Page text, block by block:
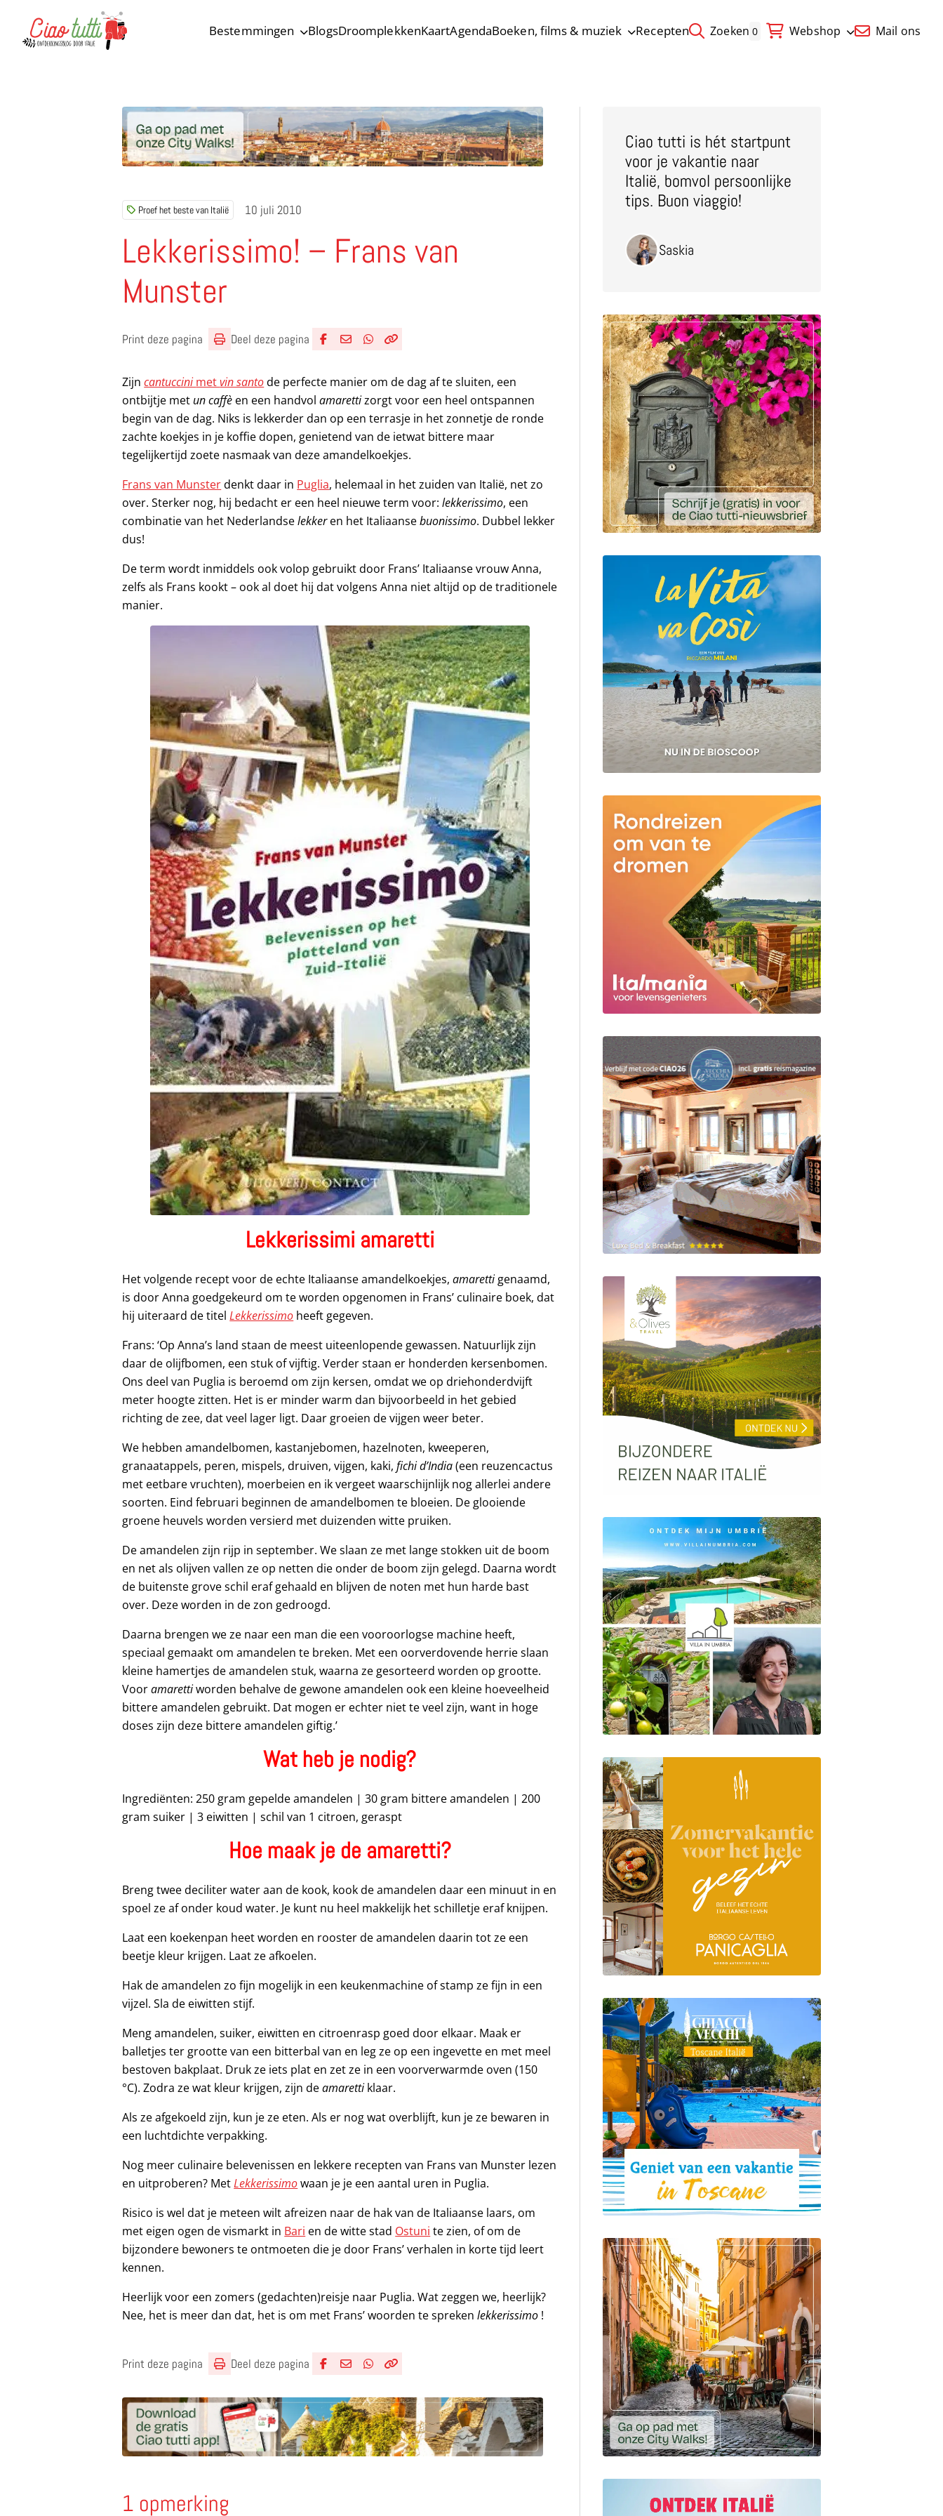
Bestemmingen BlogsDroomplekkenKaartAgendaBoeken, films & muziek Recepten Zoeken 0 Webshop Mail ons
Proef het beste van Italië 10 juli 2010
Lekkerissimo! – Frans van
Munster
Print deze pagina
Deel deze pagina
Zijncantuccini metvin santode perfecte manier om de dag af te sluiten, een
ontbijtje met un caffè en een handvolamarettizorgt voor een heel ontspannen
begin van de dag. Niks is lekkerder dan op een terrasje in het zonnetje de ronde
zachte koekjes in je koffie dopen, genietend van de ietwat bittere maar
tegelijkertijd zoete nasmaak van deze amandelkoekjes.
Frans van Munsterdenkt daar in Puglia, helemaal in het zuiden van Italië, net zo
over. Sterker nog, hij bedacht er een heel nieuwe term voor:lekkerissimo, een
combinatie van het Nederlandselekkeren het Italiaansebuonissimo. Dubbel lekker
dus!
De term wordt inmiddels ook volop gebruikt door Frans’ Italiaanse vrouw Anna,
zelfs als Frans kookt – ook al doet hij dat volgens Anna niet altijd op de traditionele
manier.
Lekkerissimi amaretti
Het volgende recept voor de echte Italiaanse amandelkoekjes,amarettigenaamd,
is door Anna goedgekeurd om te worden opgenomen in Frans’ culinaire boek, dat
hij uiteraard de titelLekkerissimo heeft gegeven.
Frans: ‘Op Anna’s land staan de meest uiteenlopende gewassen. Natuurlijk zijn
daar de olijfbomen, een stuk of vijftig. Verder staan er honderden kersenbomen.
Ons deel van Puglia is beroemd om zijn kersen, omdat we op driehonderdvijft
meter hoogte zitten. Het is er minder warm dan bijvoorbeeld in het gebied
richting de zee, dat veel lager ligt. Daar groeien de vijgen weer beter.
We hebben amandelbomen, kastanjebomen, hazelnoten, kweeperen,
granaatappels, peren, mispels, druiven, vijgen, kaki,fichi d’India(een reuzencactus
met eetbare vruchten), moerbeien en ik vergeet waarschijnlijk nog allerlei andere
soorten. Eind februari beginnen de amandelbomen te bloeien. De glooiende
groene heuvels worden versierd met duizenden witte pruiken.
De amandelen zijn rijp in september. We slaan ze met lange stokken uit de boom
en net als olijven vallen ze op netten die onder de boom zijn gelegd. Daarna wordt
de buitenste grove schil eraf gehaald en blijven de noten met hun harde bast
over. Deze worden in de zon gedroogd.
Daarna brengen we ze naar een man die een vooroorlogse machine heeft,
speciaal gemaakt om amandelen te breken. Met een oorverdovende herrie slaan
kleine hamertjes de amandelen stuk, waarna ze gesorteerd worden op grootte.
Vooramarettiworden behalve de gewone amandelen ook een kleine hoeveelheid
bittere amandelen gebruikt. Dat mogen er echter niet te veel zijn, want in hoge
doses zijn deze bittere amandelen giftig.’
Wat heb je nodig?
Ingrediënten: 250 gram gepelde amandelen | 30 gram bittere amandelen | 200
gram suiker | 3 eiwitten | schil van 1 citroen, geraspt
Hoe maak je de amaretti?
Breng twee deciliter water aan de kook, kook de amandelen daar een minuut in en
spoel ze af onder koud water. Je kunt nu heel makkelijk het schilletje eraf knijpen.
Laat een koekenpan heet worden en rooster de amandelen daarin tot ze een
beetje kleur krijgen. Laat ze afkoelen.
Hak de amandelen zo fijn mogelijk in een keukenmachine of stamp ze fijn in een
vijzel. Sla de eiwitten stijf.
Meng amandelen, suiker, eiwitten en citroenrasp goed door elkaar. Maak er
balletjes ter grootte van een bitterbal van en leg ze op een ingevette en met meel
bestoven bakplaat. Druk ze iets plat en zet ze in een voorverwarmde oven (150
°C). Zodra ze wat kleur krijgen, zijn deamarettiklaar.
Als ze afgekoeld zijn, kun je ze eten. Als er nog wat overblijft, kun je ze bewaren in
een luchtdichte verpakking.
Nog meer culinaire belevenissen en lekkere recepten van Frans van Munster lezen
en uitproberen? MetLekkerissimowaan je je een aantal uren in Puglia.
Risico is wel dat je meteen wilt afreizen naar de hak van de Italiaanse laars, om
met eigen ogen de vismarkt in Bari en de witte stad Ostuni te zien, of om de
bijzondere bewoners te ontmoeten die je door Frans’ verhalen in korte tijd leert
kennen.
Heerlijk voor een zomers (gedachten)reisje naar Puglia. Wat zeggen we, heerlijk?
Nee, het is meer dan dat, het is om met Frans’ woorden te sprekenlekkerissimo !
Print deze pagina
Deel deze pagina
1 opmerking
Ciao tutti is hét startpunt
voor je vakantie naar
Italië, bomvol persoonlijke
tips. Buon viaggio!
Saskia